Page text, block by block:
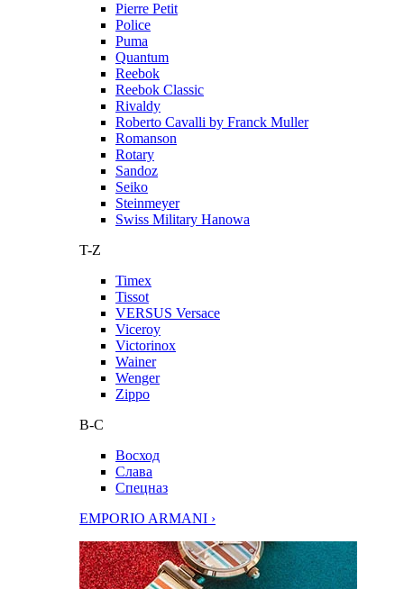
Pierre Petit
Police
Puma
Quantum
Reebok
Reebok Classic
Rivaldy
Roberto Cavalli by Franck Muller
Romanson
Rotary
Sandoz
Seiko
Steinmeyer
Swiss Military Hanowa
T-Z
Timex
Tissot
VERSUS Versace
Viceroy
Victorinox
Wainer
Wenger
Zippo
В-С
Восход
Слава
Спецназ
EMPORIO ARMANI ›